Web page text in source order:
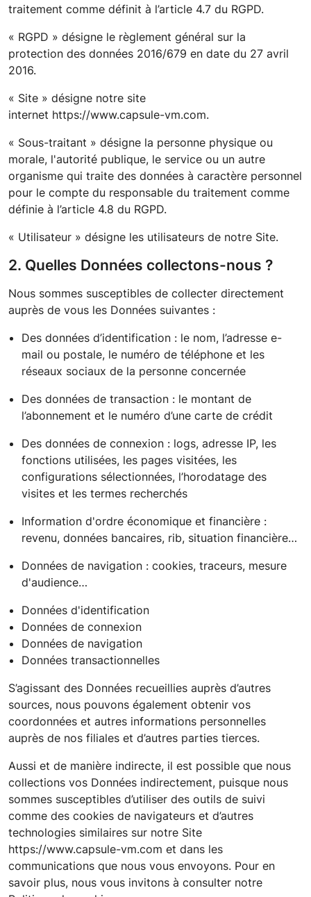
traitement comme définit à l’article 4.7 du RGPD.
« RGPD » désigne le règlement général sur la
protection des données 2016/679 en date du 27 avril
2016.
« Site » désigne notre site
internet https://www.capsule-vm.com.
« Sous-traitant » désigne la personne physique ou
morale, l'autorité publique, le service ou un autre
organisme qui traite des données à caractère personnel
pour le compte du responsable du traitement comme
définie à l’article 4.8 du RGPD.
« Utilisateur » désigne les utilisateurs de notre Site.
2. Quelles Données collectons-nous ?
Nous sommes susceptibles de collecter directement
auprès de vous les Données suivantes :
Des données d’identification : le nom, l’adresse e-
mail ou postale, le numéro de téléphone et les
réseaux sociaux de la personne concernée
Des données de transaction : le montant de
l’abonnement et le numéro d’une carte de crédit
Des données de connexion : logs, adresse IP, les
fonctions utilisées, les pages visitées, les
configurations sélectionnées, l’horodatage des
visites et les termes recherchés
Information d'ordre économique et financière :
revenu, données bancaires, rib, situation financière…
Données de navigation : cookies, traceurs, mesure
d'audience…
Données d'identification
Données de connexion
Données de navigation
Données transactionnelles
S’agissant des Données recueillies auprès d’autres
sources, nous pouvons également obtenir vos
coordonnées et autres informations personnelles
auprès de nos filiales et d’autres parties tierces.
Aussi et de manière indirecte, il est possible que nous
collections vos Données indirectement, puisque nous
sommes susceptibles d’utiliser des outils de suivi
comme des cookies de navigateurs et d’autres
technologies similaires sur notre Site
https://www.capsule-vm.com et dans les
communications que nous vous envoyons. Pour en
savoir plus, nous vous invitons à consulter notre